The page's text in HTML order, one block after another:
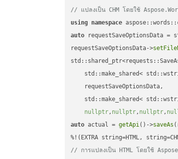
// แปลงเป็น CHM โดยใช้
using namespace
auto requestSaveOptionsData =
requestSaveOptionsData->
std::make_shared<
    requestSaveOptionsData,
std::make_shared<
nullptr, nullptr, nullptr,
auto actual = getApi()->saveAs
// การแปลงเป็น HTML โดยใช้